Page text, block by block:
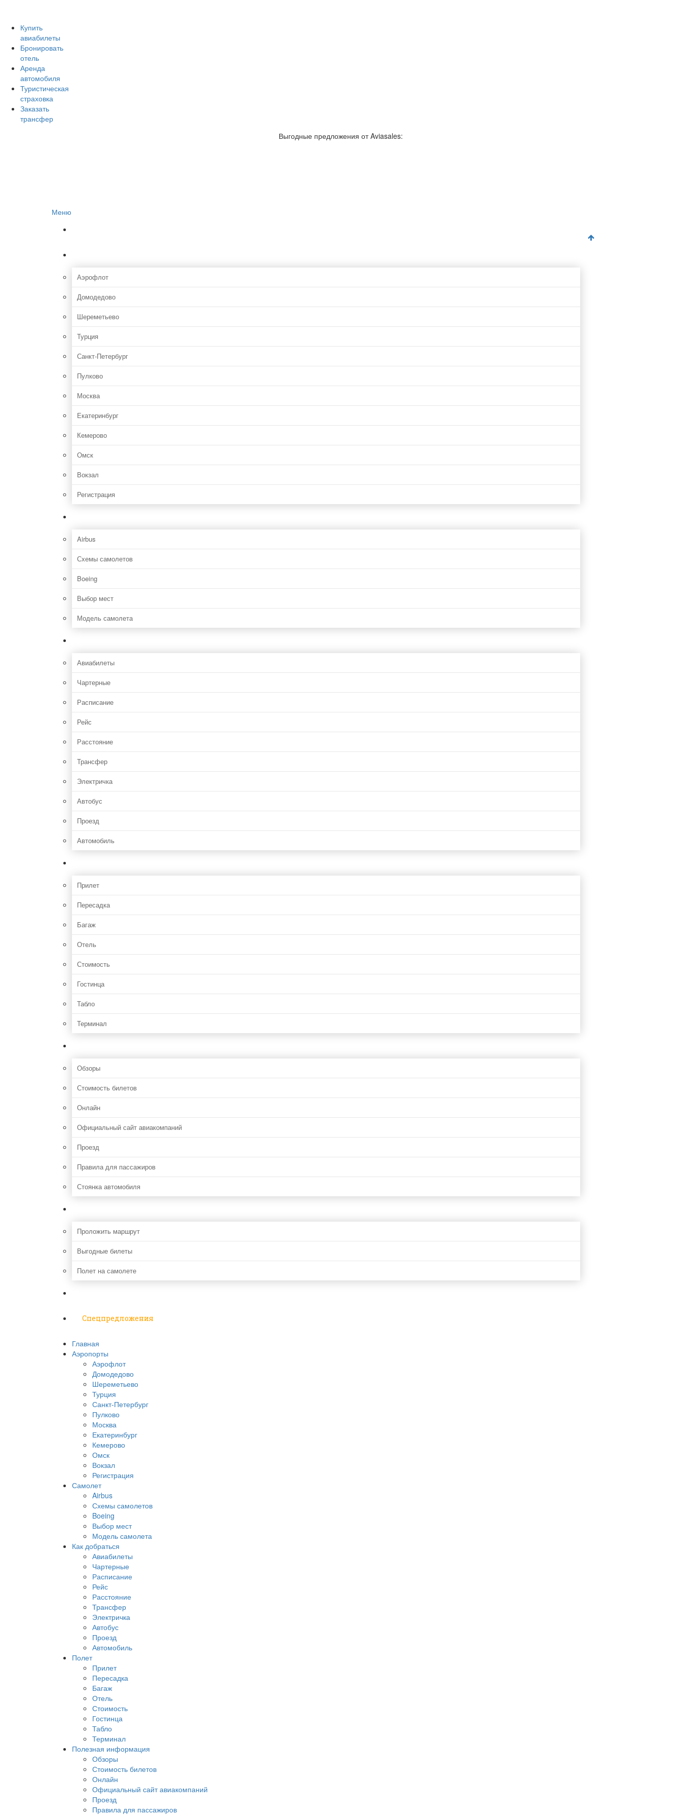
Купить
авиабилеты
Бронировать
отель
Аренда
автомобиля
Туристическая
страховка
Заказать
трансфер
Выгодные предложения от Aviasales:
Меню
Аэрофлот
Домодедово
Шереметьево
Турция
Санкт-Петербург
Пулково
Москва
Екатеринбург
Кемерово
Омск
Вокзал
Регистрация
Airbus
Схемы самолетов
Boeing
Выбор мест
Модель самолета
Авиабилеты
Чартерные
Расписание
Рейс
Расстояние
Трансфер
Электричка
Автобус
Проезд
Автомобиль
Прилет
Пересадка
Багаж
Отель
Стоимость
Гостинца
Табло
Терминал
Обзоры
Стоимость билетов
Онлайн
Официальный сайт авиакомпаний
Проезд
Правила для пассажиров
Стоянка автомобиля
Проложить маршрут
Выгодные билеты
Полет на самолете
Спецпредложения
Главная
Аэропорты
Аэрофлот
Домодедово
Шереметьево
Турция
Санкт-Петербург
Пулково
Москва
Екатеринбург
Кемерово
Омск
Вокзал
Регистрация
Самолет
Airbus
Схемы самолетов
Boeing
Выбор мест
Модель самолета
Как добраться
Авиабилеты
Чартерные
Расписание
Рейс
Расстояние
Трансфер
Электричка
Автобус
Проезд
Автомобиль
Полет
Прилет
Пересадка
Багаж
Отель
Стоимость
Гостинца
Табло
Терминал
Полезная информация
Обзоры
Стоимость билетов
Онлайн
Официальный сайт авиакомпаний
Проезд
Правила для пассажиров